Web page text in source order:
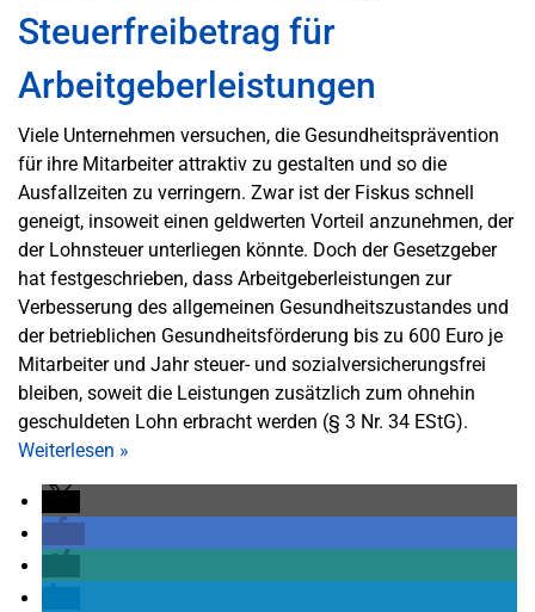
Steuerfreibetrag für
Arbeitgeberleistungen
Viele Unternehmen versuchen, die Gesundheitsprävention
für ihre Mitarbeiter attraktiv zu gestalten und so die
Ausfallzeiten zu verringern. Zwar ist der Fiskus schnell
geneigt, insoweit einen geldwerten Vorteil anzunehmen, der
der Lohnsteuer unterliegen könnte. Doch der Gesetzgeber
hat festgeschrieben, dass Arbeitgeberleistungen zur
Verbesserung des allgemeinen Gesundheitszustandes und
der betrieblichen Gesundheitsförderung bis zu 600 Euro je
Mitarbeiter und Jahr steuer- und sozialversicherungsfrei
bleiben, soweit die Leistungen zusätzlich zum ohnehin
geschuldeten Lohn erbracht werden (§ 3 Nr. 34 EStG).
Weiterlesen »